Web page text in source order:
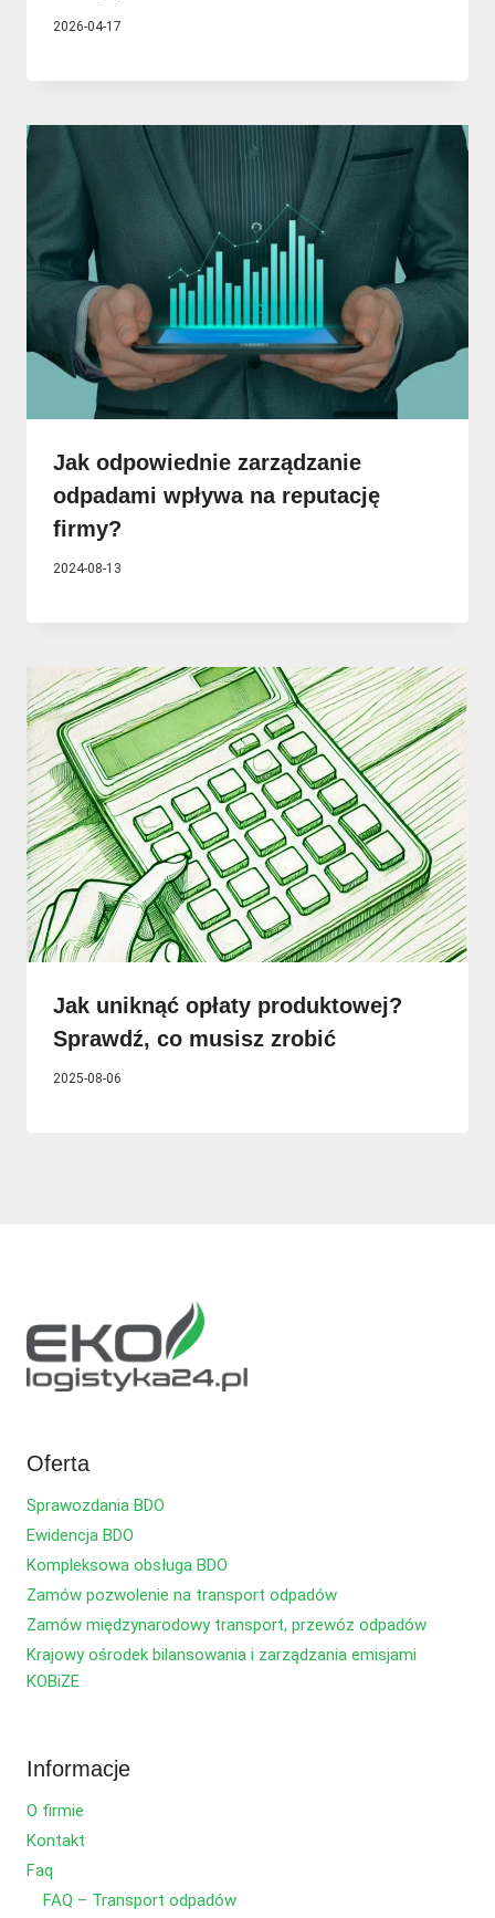
2026-04-17
Jak odpowiednie zarządzanie
odpadami wpływa na reputację
firmy?
2024-08-13
Jak uniknąć opłaty produktowej?
Sprawdź, co musisz zrobić
2025-08-06
Oferta
Sprawozdania BDO
Ewidencja BDO
Kompleksowa obsługa BDO
Zamów pozwolenie na transport odpadów
Zamów międzynarodowy transport, przewóz odpadów
Krajowy ośrodek bilansowania i zarządzania emisjami
KOBiZE
Informacje
O firmie
Kontakt
Faq
FAQ – Transport odpadów